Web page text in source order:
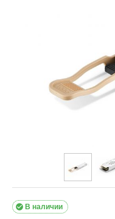
В наличии
